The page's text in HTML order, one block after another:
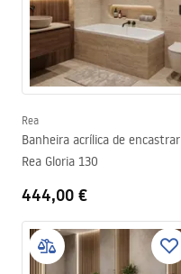
Rea
Banheira acrílica de encastrar
Rea Gloria 130
444,00 €